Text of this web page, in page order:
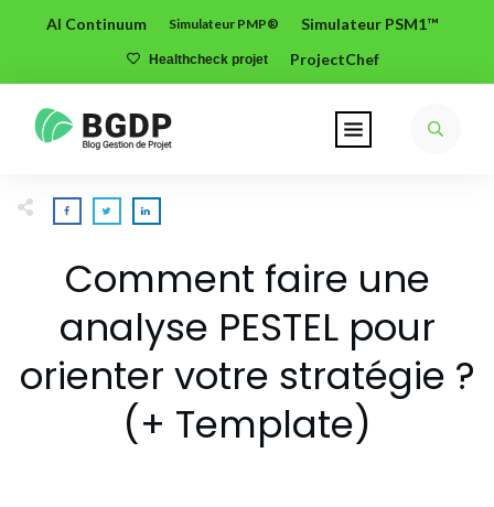
AI Continuum Simulateur PMP® Simulateur PSM1™
Healthcheck projet ProjectChef
Comment faire une
analyse PESTEL pour
orienter votre stratégie ?
(+ Template)